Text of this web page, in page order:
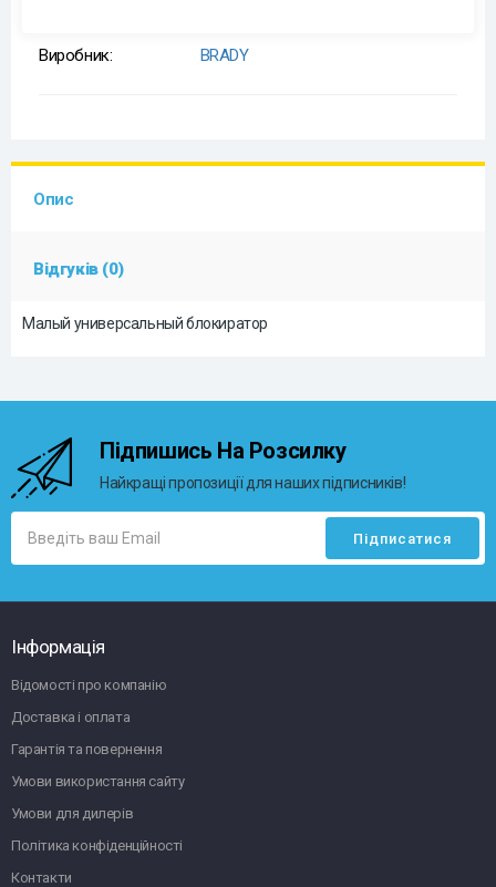
Виробник: BRADY
Опис
Відгуків (0)
Малый универсальный блокиратор
Підпишись На Розсилку
Найкращі пропозиції для наших підписників!
Інформація
Відомості про компанію
Доставка і оплата
Гарантія та повернення
Умови використання сайту
Умови для дилерів
Політика конфіденційності
Контакти